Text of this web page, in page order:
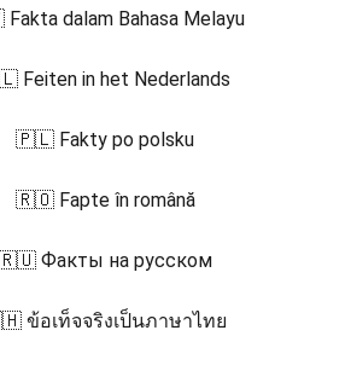
dalam Bahasa Melayu
Feiten in het Nederlands
🇵🇱 Fakty po polsku
🇷🇴 Fapte în română
Факты на русском
ข้อเท็จจริงเป็นภาษาไทย